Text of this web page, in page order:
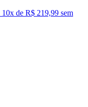
10x de R$ 219,99 sem